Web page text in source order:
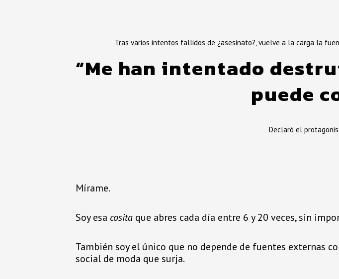
Tras varios intentos fallidos de ¿asesinato?, vuelve a la carga la
“Me han intentado
puede
Declaró el
Mírame.
Soy esa cosita que abres cada día entre 6 y 20 veces, sin
También soy el único que no depende de fuentes
social de moda que surja.